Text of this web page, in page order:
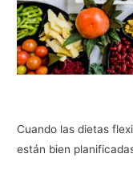
Cuando las dietas
están bien